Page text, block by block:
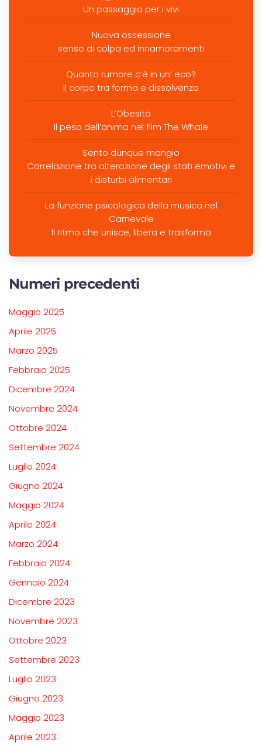
Un passaggio per i vivi
Nuova ossessione
senso di colpa ed innamoramenti
Quanto rumore c’è in un’ eco?
Il corpo tra forma e dissolvenza
L’Obesità
Il peso dell’anima nel film The Whale
Sento dunque mangio
Correlazione tra alterazione degli stati emotivi e
i disturbi alimentari
La funzione psicologica della musica nel
Carnevale
Il ritmo che unisce, libera e trasforma
Numeri precedenti
Maggio 2025
Aprile 2025
Marzo 2025
Febbraio 2025
Dicembre 2024
Novembre 2024
Ottobre 2024
Settembre 2024
Luglio 2024
Giugno 2024
Maggio 2024
Aprile 2024
Marzo 2024
Febbraio 2024
Gennaio 2024
Dicembre 2023
Novembre 2023
Ottobre 2023
Settembre 2023
Luglio 2023
Giugno 2023
Maggio 2023
Aprile 2023